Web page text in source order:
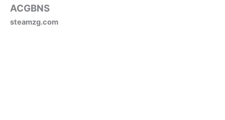
ACGBNS
steamzg.com